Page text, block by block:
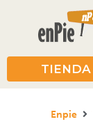
TIENDA
Enpie
Rigidos